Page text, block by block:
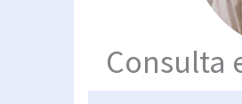
Consulta